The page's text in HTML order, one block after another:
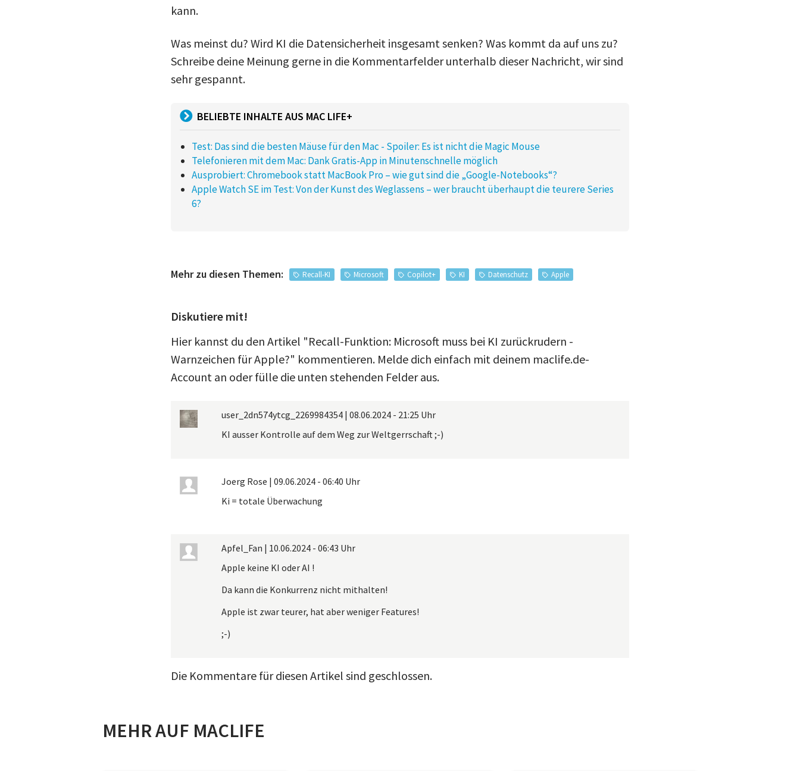
kann.
Was meinst du? Wird KI die Datensicherheit insgesamt senken? Was kommt da auf uns zu?
Schreibe deine Meinung gerne in die Kommentarfelder unterhalb dieser Nachricht, wir sind
sehr gespannt.
BELIEBTE INHALTE AUS MAC LIFE+
Test: Das sind die besten Mäuse für den Mac - Spoiler: Es ist nicht die Magic Mouse
Telefonieren mit dem Mac: Dank Gratis-App in Minutenschnelle möglich
Ausprobiert: Chromebook statt MacBook Pro – wie gut sind die „Google-Notebooks“?
Apple Watch SE im Test: Von der Kunst des Weglassens – wer braucht überhaupt die teurere Series
6?
Mehr zu diesen Themen: Recall-KI Microsoft Copilot+ KI Datenschutz Apple
Diskutiere mit!
Hier kannst du den Artikel "Recall-Funktion: Microsoft muss bei KI zurückrudern -
Warnzeichen für Apple?" kommentieren. Melde dich einfach mit deinem maclife.de-
Account an oder fülle die unten stehenden Felder aus.
user_2dn574ytcg_2269984354 | 08.06.2024 - 21:25 Uhr
KI ausser Kontrolle auf dem Weg zur Weltgerrschaft ;-)
Joerg Rose | 09.06.2024 - 06:40 Uhr
Ki = totale Überwachung
Apfel_Fan | 10.06.2024 - 06:43 Uhr
Apple keine KI oder AI !
Da kann die Konkurrenz nicht mithalten!
Apple ist zwar teurer, hat aber weniger Features!
;-)
Die Kommentare für diesen Artikel sind geschlossen.
MEHR AUF MACLIFE